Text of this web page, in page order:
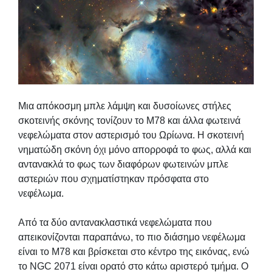
Μια απόκοσμη μπλε λάμψη και δυσοίωνες στήλες
σκοτεινής σκόνης τονίζουν το M78 και άλλα φωτεινά
νεφελώματα στον αστερισμό του Ωρίωνα. Η σκοτεινή
νηματώδη σκόνη όχι μόνο απορροφά το φως, αλλά και
αντανακλά το φως των διαφόρων φωτεινών μπλε
αστεριών που σχηματίστηκαν πρόσφατα στο
νεφέλωμα.
Από τα δύο αντανακλαστικά νεφελώματα που
απεικονίζονται παραπάνω, το πιο διάσημο νεφέλωμα
είναι το M78 και βρίσκεται στο κέντρο της εικόνας, ενώ
το NGC 2071 είναι ορατό στο κάτω αριστερό τμήμα. Ο